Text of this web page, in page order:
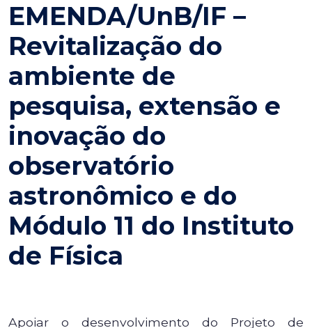
EMENDA/UnB/IF –
Revitalização do
ambiente de
pesquisa, extensão e
inovação do
observatório
astronômico e do
Módulo 11 do Instituto
de Física
Apoiar o desenvolvimento do Projeto de